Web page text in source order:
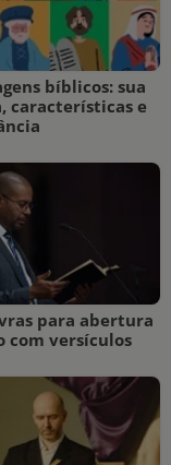
bíblicos: sua
características e
para abertura
com versículos